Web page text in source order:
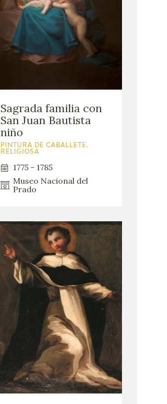
Sagrada familia con
San Juan Bautista
niño
PINTURA DE CABALLETE.
RELIGIOSA
1775 - 1785
Museo Nacional del
Prado